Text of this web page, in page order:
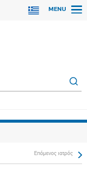
MENU
Επόμενος ιατρός